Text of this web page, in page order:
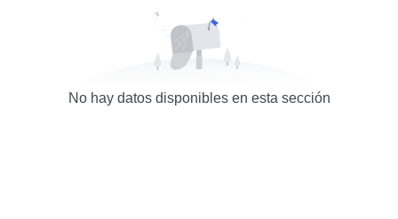
No hay datos disponibles en esta sección